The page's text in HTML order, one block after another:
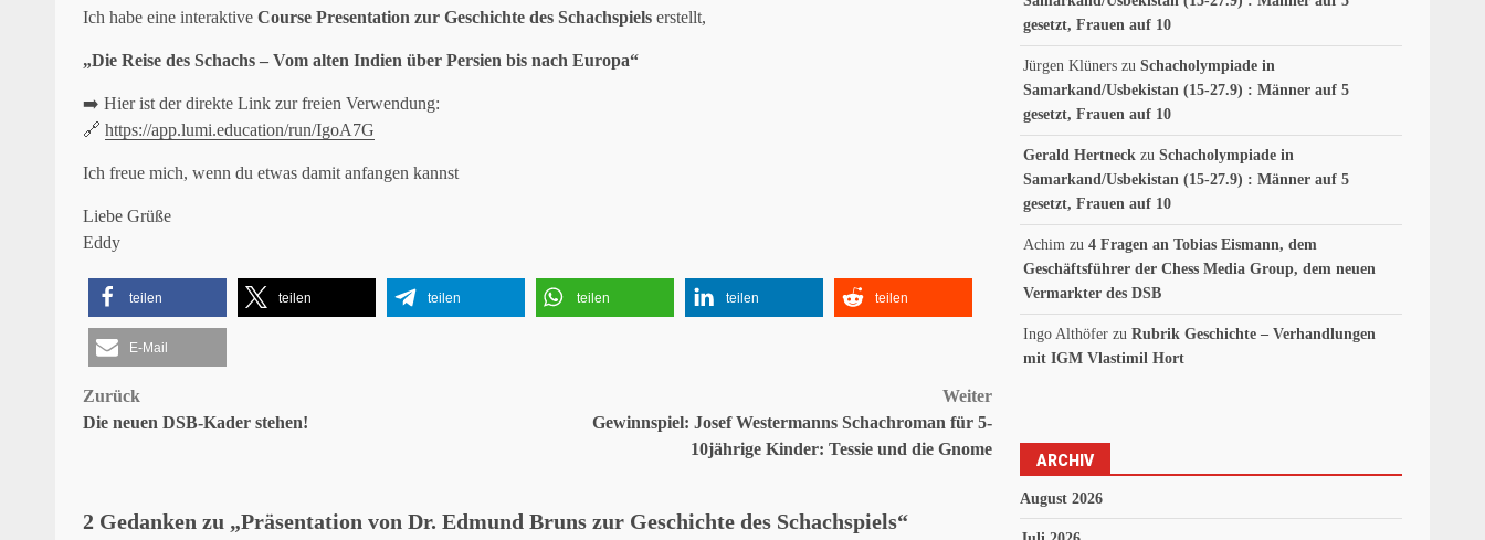
Ich habe eine interaktive Course Presentation zur Geschichte des Schachspiels erstellt,
„Die Reise des Schachs – Vom alten Indien über Persien bis nach Europa“
➡️ Hier ist der direkte Link zur freien Verwendung:
🔗 https://app.lumi.education/run/IgoA7G
Ich freue mich, wenn du etwas damit anfangen kannst
Liebe Grüße
Eddy
teilen teilen teilen teilen teilen teilen
E-Mail
Beitragsnavigation
Zurück
Die neuen DSB-Kader stehen!
Weiter
Gewinnspiel: Josef Westermanns Schachroman für 5-
10jährige Kinder: Tessie und die Gnome
2 Gedanken zu „Präsentation von Dr. Edmund Bruns zur Geschichte des Schachspiels“
gesetzt, Frauen auf 10
Jürgen Klüners zuSchacholympiade in
Samarkand/Usbekistan (15-27.9) : Männer auf 5
gesetzt, Frauen auf 10
Gerald Hertneck zuSchacholympiade in
Samarkand/Usbekistan (15-27.9) : Männer auf 5
gesetzt, Frauen auf 10
Achim zu4 Fragen an Tobias Eismann, dem
Geschäftsführer der Chess Media Group, dem neuen
Vermarkter des DSB
Ingo Althöfer zuRubrik Geschichte – Verhandlungen
mit IGM Vlastimil Hort
ARCHIV
August 2026